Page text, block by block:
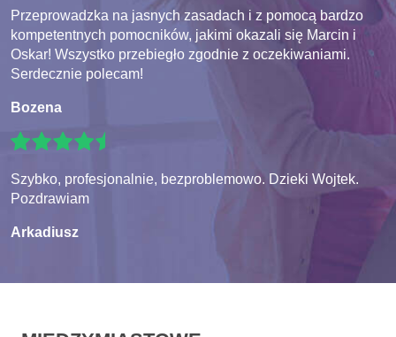
Przeprowadzka na jasnych zasadach i z pomocą bardzo
kompetentnych pomocników, jakimi okazali się Marcin i
Oskar! Wszystko przebiegło zgodnie z oczekiwaniami.
Serdecznie polecam!
Bozena
Szybko, profesjonalnie, bezproblemowo. Dzieki Wojtek.
Pozdrawiam
Arkadiusz